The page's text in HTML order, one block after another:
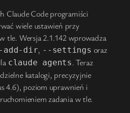
Claude Code programiści
wiele ustawień przy
tle. Wersja 2.1.142 wprowadza
add-dir, --settings oraz
claude agents. Teraz
katalogi, precyzyjnie
4.6), poziom uprawnień i
zadania w tle.